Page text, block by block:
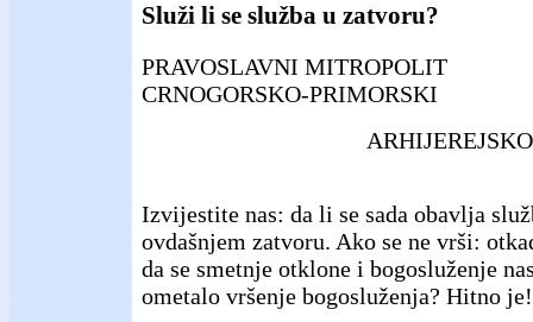
Služi li se služba u zatvoru?
PRAVOSLAVNI MITROPOLIT
CRNOGORSKO-PRIMORSKI
Izvijestite nas: da li se sada obavlja
ovdašnjem zatvoru. Ako se ne vrši:
da se smetnje otklone i bogosluženje
ometalo vršenje bogosluženja? Hitno je!